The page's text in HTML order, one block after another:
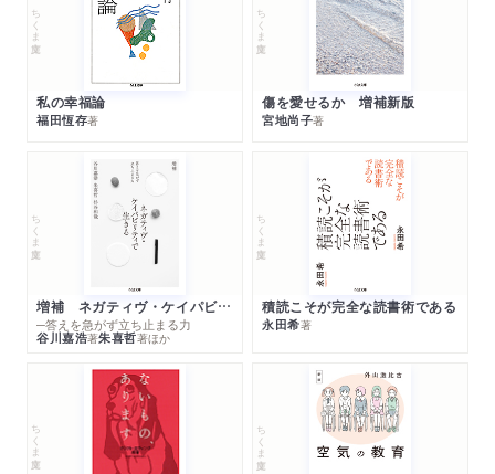
ちくま文庫
私の幸福論
福田恆存著
ちくま文庫
傷を愛せるか 増補新版
宮地尚子著
ちくま文庫
増補 ネガティヴ・ケイパビリティで生きる
─答えを急がず立ち止まる力
谷川嘉浩著朱喜哲著ほか
ちくま文庫
積読こそが完全な読書術である
永田希著
ちくま文庫 ちくま文庫